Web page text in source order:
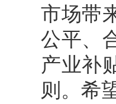
市场带
公平、
产业补
则。希